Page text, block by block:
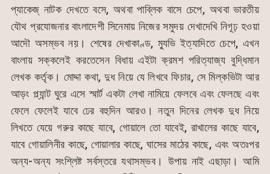
প্যাকেজ্ নাটক দেখতে বসে, অথবা পাব্লিক বাসে চেপে, অথবা ভারতীয়
যৌথ প্রযোজনার বাংলাদেশী সিনেমায় নিজের সমুদয় দেখাদেখি নিগূঢ় হওয়া
আদৌ অসম্ভব নয়। শেষের দেখাকাণ্ড, ম্যুভি ইত্যাদিতে চেপে, এখন
বাংলায় সক্কলেই করতেসেন বিধায় এইটা ক্রমশ পরিত্যাজ্য বুদ্ধিমান
লেখক কর্তৃক। মোদ্দা কথা, দুধ নিয়ে যে লিখবে ফিচার, সে মিল্কভিটা আর
আড়ং প্ল্যান্ট ঘুরে এসে স্মার্ট একটা লেখা নামিয়ে ফেলবে এবং ফেলছে এবং
ফেলে ফেলেই যাবে ঢের বহুদিন আরও। নতুন দিনের লেখক দুধ নিয়ে
লিখতে যেয়ে গরুর কাছে যাবে, গোয়ালে তো যাবেই, রাখালের কাছে যাবে,
যাবে গোয়ালিনীর কাছে, গোয়ালার কাছে, ঘাসের মাঠের কাছে, এবং অতঃপর
অন্য-অন্য সংশ্লিষ্ট সর্বস্তরে যথাসম্ভব। উপায় নাই এছাড়া। আমি